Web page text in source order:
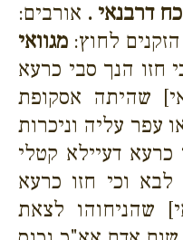
דרבנאי . אורבים:
לחוץ: מגוואי
חזו הנך סבי כרעא
שהיתה אסקופת
עפר עליה וניכרות
דעיילא קטלי
לבא וכי חזו כרעא
שהניחוהו לצאת